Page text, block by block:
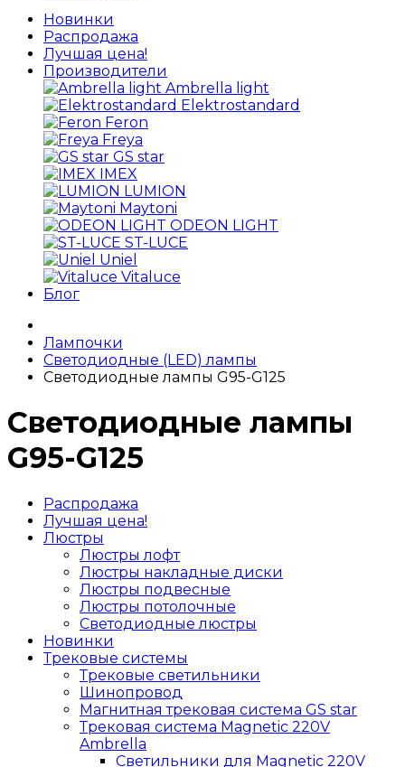
Новинки
Распродажа
Лучшая цена!
Производители
Ambrella light
Elektrostandard
Feron
Freya
GS star
IMEX
LUMION
Maytoni
ODEON LIGHT
ST-LUCE
Uniel
Vitaluce
Блог
Лампочки
Светодиодные (LED) лампы
Светодиодные лампы G95-G125
Светодиодные лампы
G95-G125
Распродажа
Лучшая цена!
Люстры
Люстры лофт
Люстры накладные диски
Люстры подвесные
Люстры потолочные
Светодиодные люстры
Новинки
Трековые системы
Трековые светильники
Шинопровод
Магнитная трековая система GS star
Трековая система Magnetic 220V
Ambrella
Светильники для Magnetic 220V